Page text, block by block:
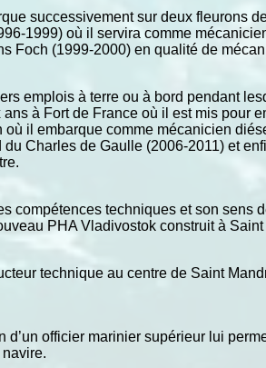
successivement sur deux fleurons
1999) où il servira comme
Foch (1999-2000) en qualité de
emplois à terre ou à bord pendant
à Fort de France où il est mis pour
où il embarque comme mécanicien
Charles de Gaulle (2006-2011) et
compétences techniques et son sens
PHA Vladivostok construit à
technique au centre de Saint
officier marinier supérieur lui